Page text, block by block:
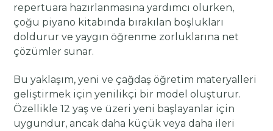
repertuara hazırlanmasına yardımcı olurken,
çoğu piyano kitabında bırakılan boşlukları
doldurur ve yaygın öğrenme zorluklarına net
çözümler sunar.
Bu yaklaşım, yeni ve çağdaş öğretim materyalleri
geliştirmek için yenilikçi bir model oluşturur.
Özellikle 12 yaş ve üzeri yeni başlayanlar için
uygundur, ancak daha küçük veya daha ileri